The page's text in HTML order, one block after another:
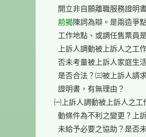
開立非自願離職服務證
前揭陳詞為辯。是兩造爭
工作地點、或調任售票員
上訴人調動被上訴人之
否未考量被上訴人家庭
是否合法？㈢被上訴人
    證明書，有無理由？
㈠上訴人調動被上訴人之
動條件為不利之變更？
未給予必要之協助？是否